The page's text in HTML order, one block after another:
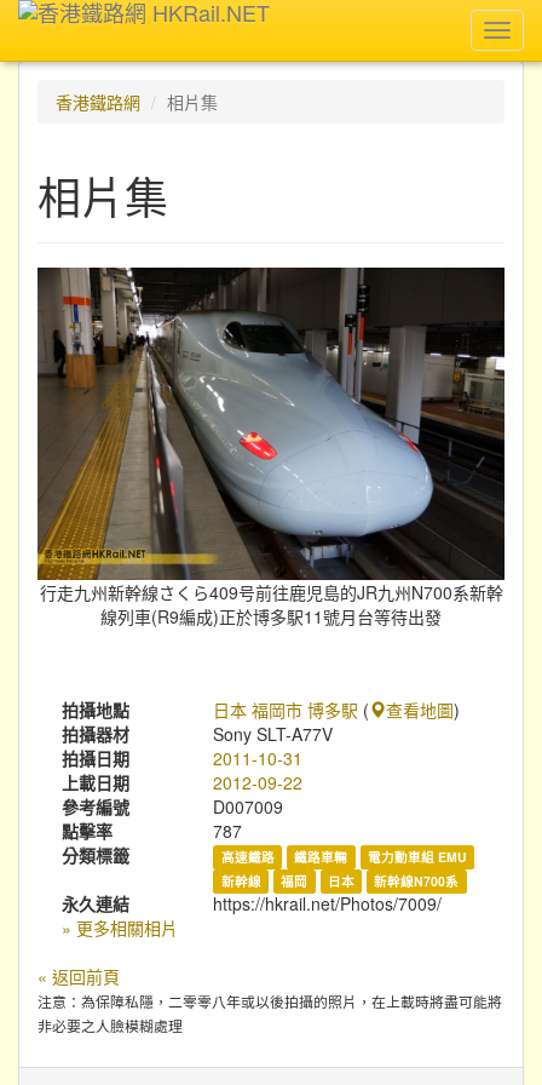
香港鐵路網
相片集
相片集
行走九州新幹線さくら409号前往鹿児島的JR九州N700系新幹
線列車(R9編成)正於博多駅11號月台等待出發
拍攝地點 日本 福岡市 博多駅 ( 查看地圖)
拍攝器材
Sony SLT-A77V
拍攝日期
2011-10-31
上載日期
2012-09-22
參考編號
D007009
點擊率
787
分類標籤
高速鐵路 鐵路車輛
電力動車組 EMU
新幹線
福岡 日本 新幹線N700系
永久連結
https://hkrail.net/Photos/7009/
» 更多相關相片
« 返回前頁
注意：為保障私隱，二零零八年或以後拍攝的照片，在上載時將盡可能將
非必要之人臉模糊處理